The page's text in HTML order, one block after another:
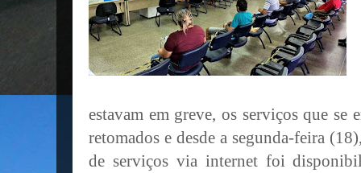
estavam em greve, os serviços que se
retomados e desde a segunda-feira
de serviços via internet foi